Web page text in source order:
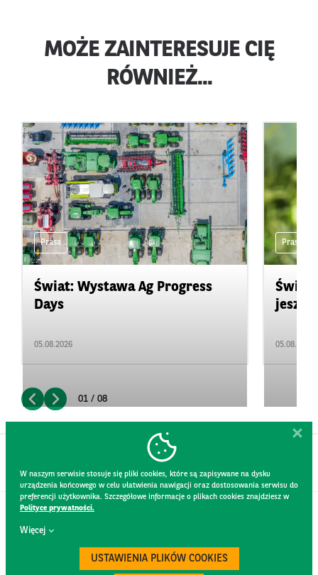
MOŻE ZAINTERESUJE CIĘ
RÓWNIEŻ...
Prasa
Świat: Wystawa Ag Progress
Days
05.08.2026
Prasa
Świat:
05.08.2026
01 / 08
W naszym serwisie stosuje się pliki cookies, które są zapisywane na dysku
urządzenia końcowego w celu ułatwienia nawigacji oraz dostosowania serwisu do
preferencji użytkownika. Szczegółowe informacje o plikach cookies znajdziesz w
Polityce prywatności.
Więcej
USTAWIENIA PLIKÓW COOKIES
KONTAKT
REGULAMIN STRONY
POLITYKA PRYWATNOŚCI